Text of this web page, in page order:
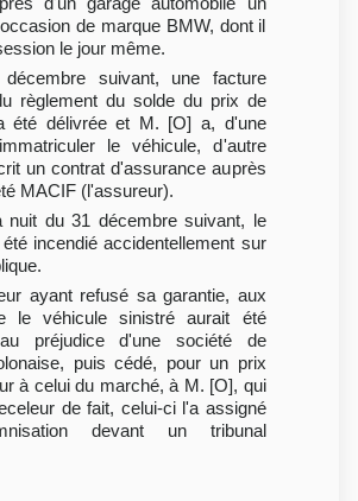
de marque BMW, dont il
le jour même.
suivant, une facture
règlement du solde du prix de
été délivrée et M. [O] a, d'une
le véhicule, d'autre
un contrat d'assurance auprès
MACIF (l'assureur).
nuit du 31 décembre suivant, le
incendié accidentellement sur
ayant refusé sa garantie, aux
le véhicule sinistré aurait été
préjudice d'une société de
puis cédé, pour un prix
à celui du marché, à M. [O], qui
de fait, celui-ci l'a assigné
devant un tribunal